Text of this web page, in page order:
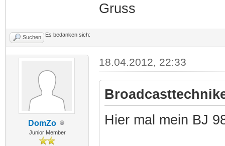
Gruss
Suchen Es bedanken sich:
DomZo
Junior Member
18.04.2012, 22:33
Hier mal mein BJ